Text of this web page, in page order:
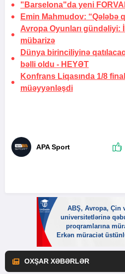
"Barselona"da yeni
Emin Mahmudov: “Qələbə
Avropa Oyunları gündəliyi:
mübarizə
Dünya birinciliyinə
bəlli oldu - HEYƏT
Konfrans Liqasında 1/8
müəyyənləşdi
APA Sport
OXŞAR XƏBƏRLƏR